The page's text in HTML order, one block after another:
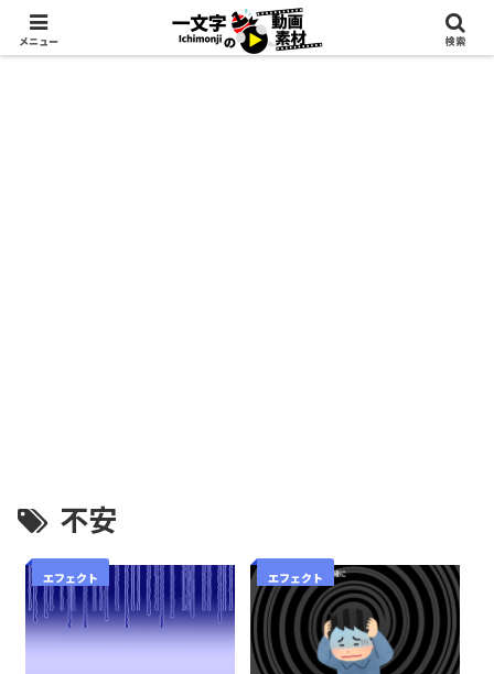
不安
エフェクト エフェクト
メニュー 検索